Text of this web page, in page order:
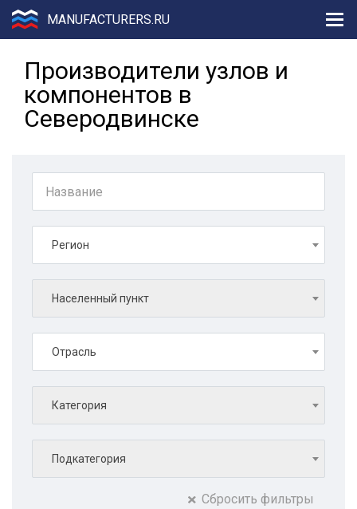
MANUFACTURERS.RU
Производители узлов и
компонентов в
Северодвинске
Регион
Населенный пункт
Отрасль
Категория
Подкатегория
Сбросить фильтры